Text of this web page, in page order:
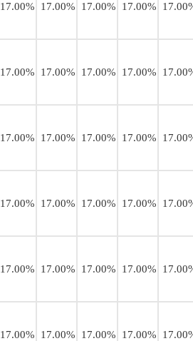
17.00% 17.00% 17.00% 17.00%
17.00% 17.00% 17.00% 17.00%
17.00% 17.00% 17.00% 17.00%
17.00% 17.00% 17.00% 17.00%
17.00% 17.00% 17.00% 17.00%
17.00% 17.00% 17.00% 17.00%